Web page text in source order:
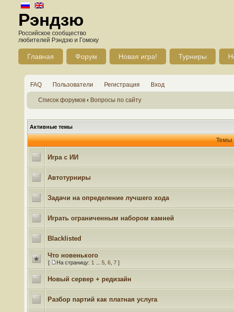
Рэндзю
Российское сообщество
любителей Рэндзю и Гомоку
Главная Форум Новая игра! Турниры
FAQ Пользователи Регистрация Вход
Список форумов ‹ Вопросы по сайту
Активные темы
Темы
Игра с ИИ
Автотурниры
Задачи на определение лучшего хода
Играть ограниченным набором камней
Blacklisted
Что новенького
[ На страницу: 1 5 6 7 ]
Новый сервер + редизайн
Разбор партий как платная услуга